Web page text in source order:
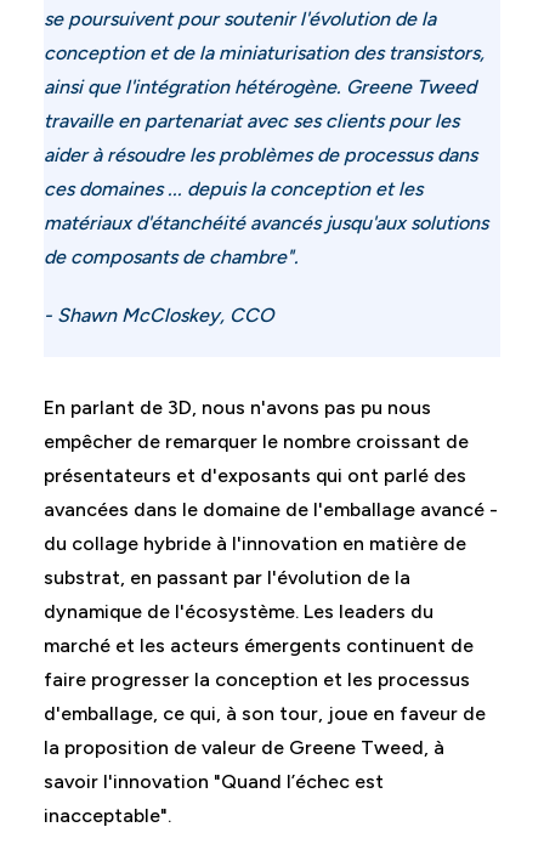
se poursuivent pour soutenir l'évolution de la
conception et de la miniaturisation des transistors,
ainsi que l'intégration hétérogène. Greene Tweed
travaille en partenariat avec ses clients pour les
aider à résoudre les problèmes de processus dans
ces domaines ... depuis la conception et les
matériaux d'étanchéité avancés jusqu'aux solutions
de composants de chambre".
- Shawn McCloskey, CCO
En parlant de 3D, nous n'avons pas pu nous
empêcher de remarquer le nombre croissant de
présentateurs et d'exposants qui ont parlé des
avancées dans le domaine de l'emballage avancé -
du collage hybride à l'innovation en matière de
substrat, en passant par l'évolution de la
dynamique de l'écosystème. Les leaders du
marché et les acteurs émergents continuent de
faire progresser la conception et les processus
d'emballage, ce qui, à son tour, joue en faveur de
la proposition de valeur de Greene Tweed, à
savoir l'innovation "Quand l’échec est
inacceptable".